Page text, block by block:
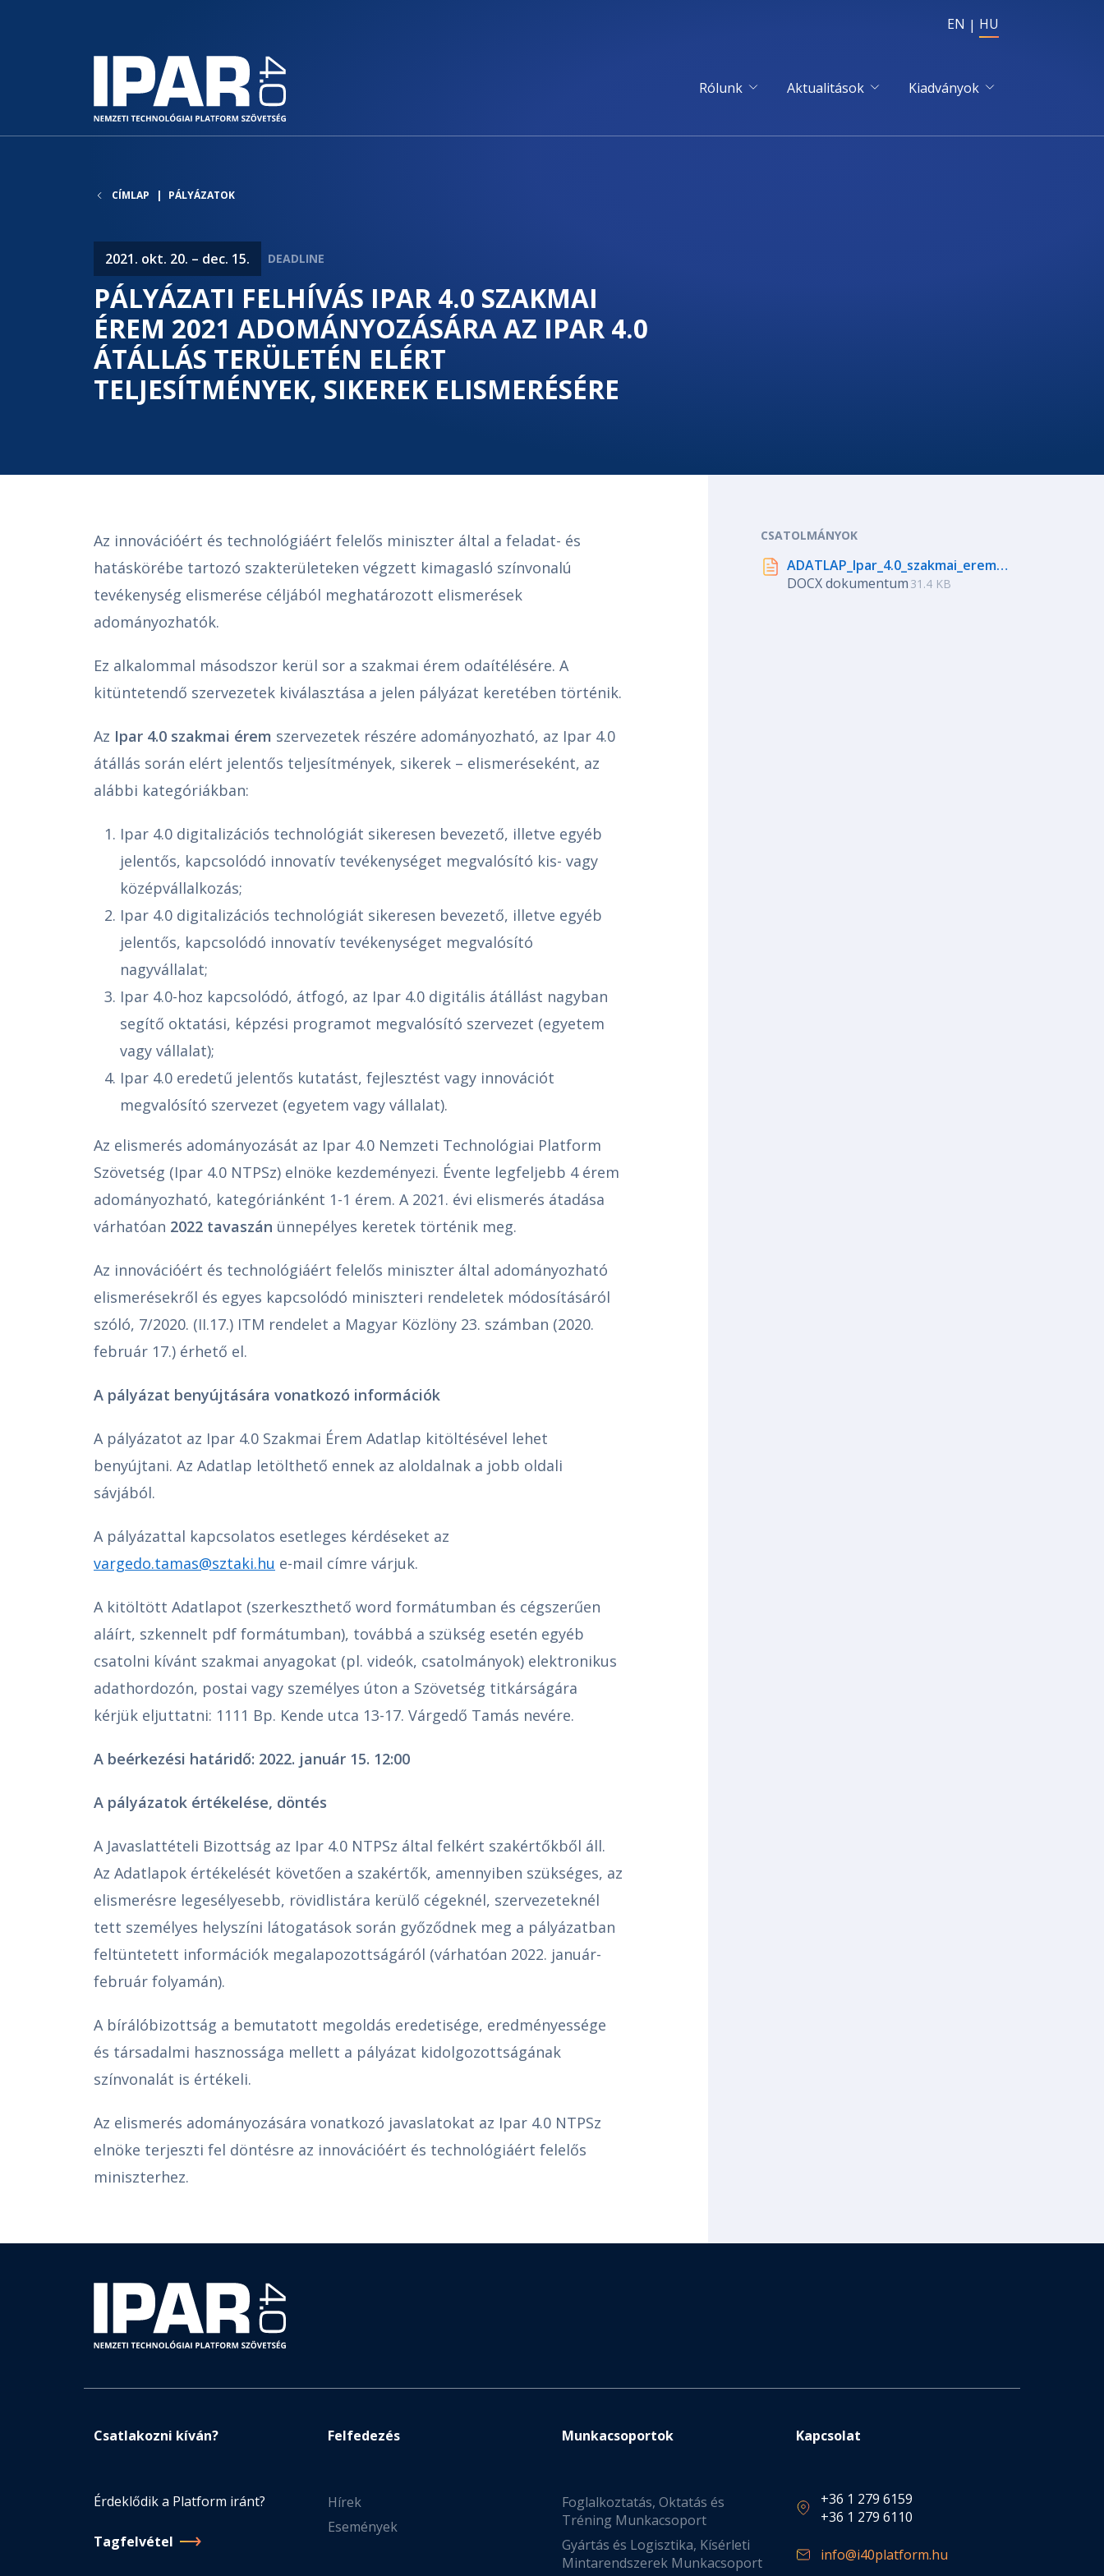
EN HU
Rólunk Aktualitások Kiadványok
CÍMLAP PÁLYÁZATOK
2021. okt. 20. – dec. 15.
PÁLYÁZATI FELHÍVÁS IPAR 4.0 SZAKMAI
ÉREM 2021 ADOMÁNYOZÁSÁRA AZ IPAR 4.0
ÁTÁLLÁS TERÜLETÉN ELÉRT
TELJESÍTMÉNYEK, SIKEREK ELISMERÉSÉRE
Az innovációért és technológiáért felelős miniszter által a feladat- és
hatáskörébe tartozó szakterületeken végzett kimagasló színvonalú
tevékenység elismerése céljából meghatározott elismerések
adományozhatók.
Ez alkalommal másodszor kerül sor a szakmai érem odaítélésére. A
kitüntetendő szervezetek kiválasztása a jelen pályázat keretében történik.
Az Ipar 4.0 szakmai érem szervezetek részére adományozható, az Ipar 4.0
átállás során elért jelentős teljesítmények, sikerek – elismeréseként, az
alábbi kategóriákban:
Ipar 4.0 digitalizációs technológiát sikeresen bevezető, illetve egyéb
jelentős, kapcsolódó innovatív tevékenységet megvalósító kis- vagy
középvállalkozás;
Ipar 4.0 digitalizációs technológiát sikeresen bevezető, illetve egyéb
jelentős, kapcsolódó innovatív tevékenységet megvalósító
nagyvállalat;
Ipar 4.0-hoz kapcsolódó, átfogó, az Ipar 4.0 digitális átállást nagyban
segítő oktatási, képzési programot megvalósító szervezet (egyetem
vagy vállalat);
Ipar 4.0 eredetű jelentős kutatást, fejlesztést vagy innovációt
megvalósító szervezet (egyetem vagy vállalat).
Az elismerés adományozását az Ipar 4.0 Nemzeti Technológiai Platform
Szövetség (Ipar 4.0 NTPSz) elnöke kezdeményezi. Évente legfeljebb 4 érem
adományozható, kategóriánként 1-1 érem. A 2021. évi elismerés átadása
várhatóan 2022 tavaszán ünnepélyes keretek történik meg.
Az innovációért és technológiáért felelős miniszter által adományozható
elismerésekről és egyes kapcsolódó miniszteri rendeletek módosításáról
szóló, 7/2020. (II.17.) ITM rendelet a Magyar Közlöny 23. számban (2020.
február 17.) érhető el.
A pályázat benyújtására vonatkozó információk
A pályázatot az Ipar 4.0 Szakmai Érem Adatlap kitöltésével lehet
benyújtani. Az Adatlap letölthető ennek az aloldalnak a jobb oldali
sávjából.
A pályázattal kapcsolatos esetleges kérdéseket az
vargedo.tamas@sztaki.hu e-mail címre várjuk.
A kitöltött Adatlapot (szerkeszthető word formátumban és cégszerűen
aláírt, szkennelt pdf formátumban), továbbá a szükség esetén egyéb
csatolni kívánt szakmai anyagokat (pl. videók, csatolmányok) elektronikus
adathordozón, postai vagy személyes úton a Szövetség titkárságára
kérjük eljuttatni: 1111 Bp. Kende utca 13-17. Várgedő Tamás nevére.
A beérkezési határidő: 2022. január 15. 12:00
A pályázatok értékelése, döntés
A Javaslattételi Bizottság az Ipar 4.0 NTPSz által felkért szakértőkből áll.
Az Adatlapok értékelését követően a szakértők, amennyiben szükséges, az
elismerésre legesélyesebb, rövidlistára kerülő cégeknél, szervezeteknél
tett személyes helyszíni látogatások során győződnek meg a pályázatban
feltüntetett információk megalapozottságáról (várhatóan 2022. január-
február folyamán).
A bírálóbizottság a bemutatott megoldás eredetisége, eredményessége
és társadalmi hasznossága mellett a pályázat kidolgozottságának
színvonalát is értékeli.
Az elismerés adományozására vonatkozó javaslatokat az Ipar 4.0 NTPSz
elnöke terjeszti fel döntésre az innovációért és technológiáért felelős
miniszterhez.
CSATOLMÁNYOK
ADATLAP_Ipar_4.0_szakmai_erem_2021_1.docx
DOCX dokumentum 31.4 KB
Csatlakozni kíván?
Érdeklődik a Platform iránt?
Tagfelvétel
Felfedezés
Hírek
Események
Munkacsoportok
Foglalkoztatás, Oktatás és
Tréning Munkacsoport
Gyártás és Logisztika, Kísérleti
Mintarendszerek Munkacsoport
Kapcsolat
+36 1 279 6159
+36 1 279 6110
info@i40platform.hu